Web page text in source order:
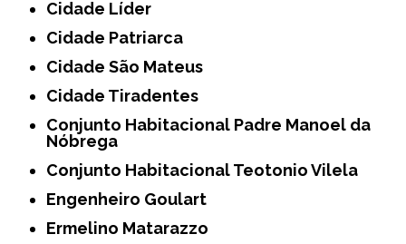
Cidade Líder
Cidade Patriarca
Cidade São Mateus
Cidade Tiradentes
Conjunto Habitacional Padre Manoel da
Nóbrega
Conjunto Habitacional Teotonio Vilela
Engenheiro Goulart
Ermelino Matarazzo